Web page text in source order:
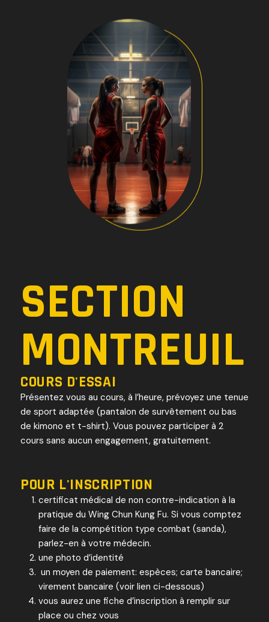
SECTION
MONTREUIL
COURS D'ESSAI
Présentez vous au cours, à l’heure, prévoyez une tenue
de sport adaptée (pantalon de survêtement ou bas
de kimono et t-shirt). Vous pouvez participer à 2
cours sans aucun engagement, gratuitement.
POUR L'INSCRIPTION
certificat médical de non contre-indication à la
pratique du Wing Chun Kung Fu. Si vous comptez
faire de la compétition type combat (sanda),
parlez-en à votre médecin.
une photo d’identité
un moyen de paiement: espèces; carte bancaire;
virement bancaire (voir lien ci-dessous)
vous aurez une fiche d’inscription à remplir sur
place ou chez vous